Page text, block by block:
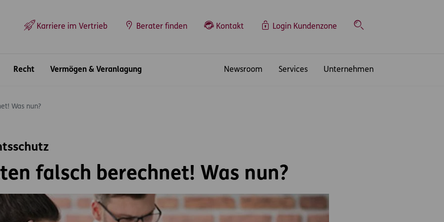
Karriere im Vertrieb Berater finden Kontakt Login Kundenzone
Suche
Recht Vermögen & Veranlagung Newsroom Services Unternehmen
Was nun?
falsch berechnet! Was nun?